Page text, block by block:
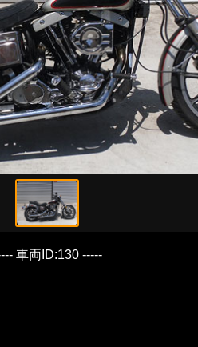
車両ID:130 -----